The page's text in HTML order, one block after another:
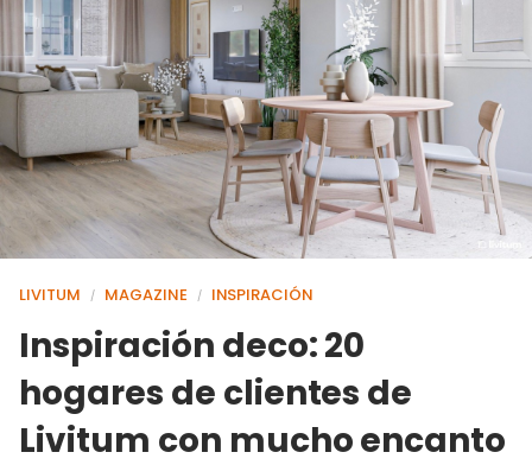
LIVITUM / MAGAZINE / INSPIRACIÓN
Inspiración deco: 20
hogares de clientes de
Livitum con mucho encanto